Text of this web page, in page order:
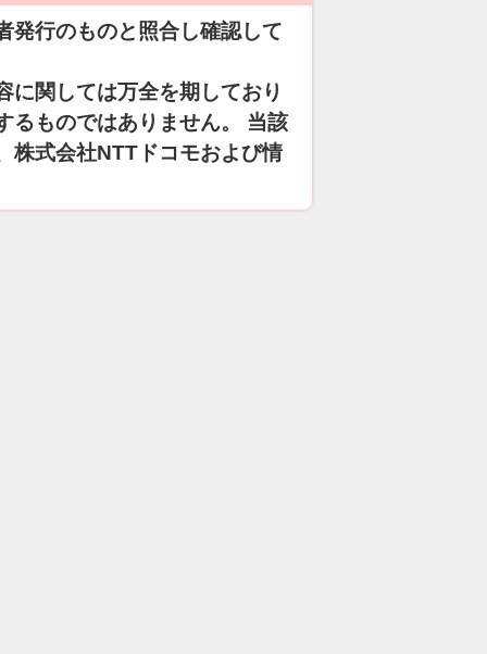
発行のものと照合し確認して
に関しては万全を期しており
るものではありません。 当該
株式会社NTTドコモおよび情